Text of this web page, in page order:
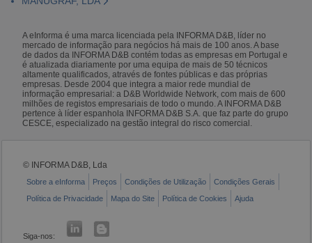
A eInforma é uma marca licenciada pela INFORMA D&B, líder no
mercado de informação para negócios há mais de 100 anos. A base
de dados da INFORMA D&B contém todas as empresas em Portugal e
é atualizada diariamente por uma equipa de mais de 50 técnicos
altamente qualificados, através de fontes públicas e das próprias
empresas. Desde 2004 que integra a maior rede mundial de
informação empresarial: a D&B Worldwide Network, com mais de 600
milhões de registos empresariais de todo o mundo. A INFORMA D&B
pertence à líder espanhola INFORMA D&B S.A. que faz parte do grupo
CESCE, especializado na gestão integral do risco comercial.
© INFORMA D&B, Lda
Sobre a eInforma Preços Condições de Utilização
Condições Gerais
Política de Privacidade
Mapa do Site Política de Cookies Ajuda
Siga-nos: